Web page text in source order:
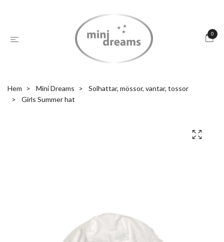
0
Hem Mini Dreams
Solhattar, mössor, vantar, tossor
Girls Summer hat